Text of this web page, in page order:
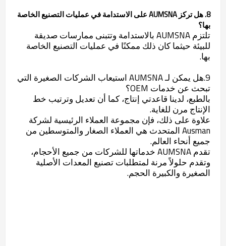
8. هل تركز AUMSNA على الاستدامة في عمليات التصنيع الخاصة
بها؟
تلتزم AUMSNA بالاستدامة وتتبنى ممارسات صديقة
للبيئة حيثما كان ذلك ممكنًا في عمليات التصنيع الخاصة
بها.
9.هل يمكن لـ AUMSNA استيعاب الشركات الصغيرة التي
تبحث عن خدمات OEM؟
بالطبع، لدينا قاعدتي إنتاج، كما أن تعديل وترتيب خط
الإنتاج مرن للغاية.
علاوة على ذلك، فإن مجموعة العملاء الرئيسية لشركة
Ausman المتحدث هي العملاء الصغار والمتوسطين من
جميع أنحاء العالم.
تقدم AUMSNA خدماتها للشركات من جميع الأحجام،
وتقدم حلولاً مرنة لمتطلبات تصنيع المعدات الأصلية
الصغيرة والكبيرة الحجم.